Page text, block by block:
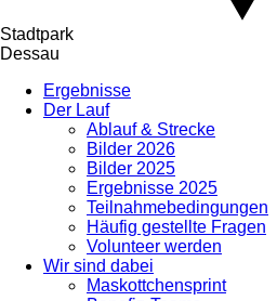
Stadtpark
Dessau
Ergebnisse
Der Lauf
Ablauf & Strecke
Bilder 2026
Bilder 2025
Ergebnisse 2025
Teilnahmebedingungen
Häufig gestellte Fragen
Volunteer werden
Wir sind dabei
Maskottchensprint